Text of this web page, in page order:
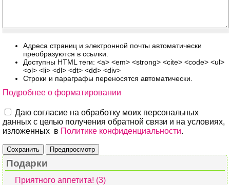
Адреса страниц и электронной почты автоматически
преобразуются в ссылки.
Доступны HTML теги: <a> <em> <strong> <cite> <code> <ul>
<ol> <li> <dl> <dt> <dd> <div>
Строки и параграфы переносятся автоматически.
Подробнее о форматировании
Даю согласие на обработку моих персональных
данных с целью получения обратной связи и на условиях,
изложенных в Политике конфиденциальности.
Подарки
Приятного аппетита! (3)